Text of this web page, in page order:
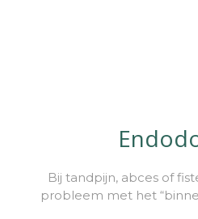
Bij tandpijn, abces of
probleem met het